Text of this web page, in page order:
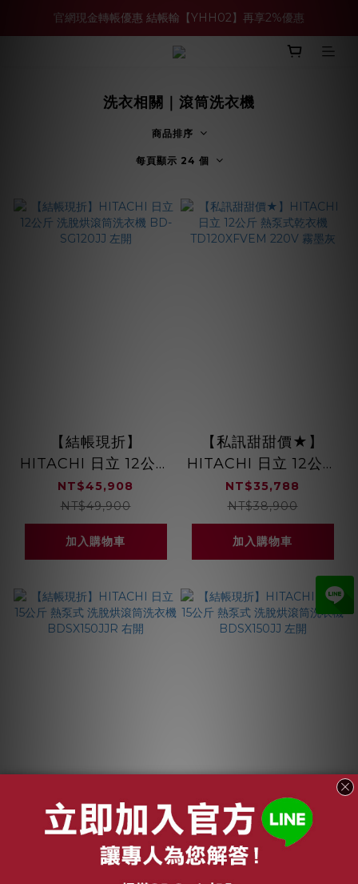
買多件家電找強老闆，比百貨公司更划算 >>
官網現金轉帳優惠 結帳輸【YHH02】再享2%優惠
買多件家電找強老闆，比百貨公司更划算 >>
洗衣相關｜滾筒洗衣機
商品排序
每頁顯示 24 個
【結帳現折】
HITACHI 日立 12公斤
洗脫烘滾筒洗衣機
BD-SG120JJ 左開
NT$45,908
NT$49,900
加入購物車
【私訊甜甜價★】
HITACHI 日立 12公斤
熱泵式乾衣機
TD120XFVEM 220V
霧墨灰
NT$35,788
NT$38,900
加入購物車
【結帳現折】
HITACHI 日立 15公斤
【結帳現折】
HITACHI 日立 15公斤